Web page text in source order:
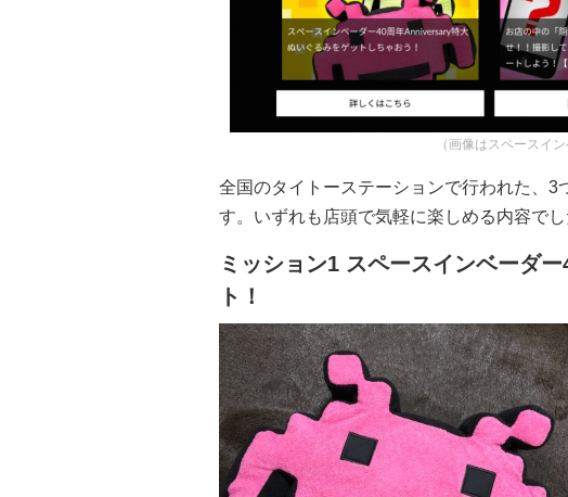
（画像はスペースイ
全国のタイトーステーションで行われた、
す。いずれも店頭で気軽に楽しめる内容でし
ミッション1 スペースインベーダ
ト！